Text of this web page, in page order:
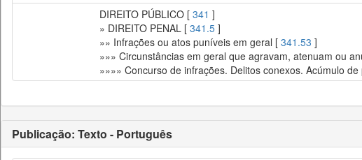
DIREITO PÚBLICO [ 341 ]
» DIREITO PENAL [ 341.5 ]
»» Infrações ou atos puníveis em geral [ 341.53 ]
»»» Circunstâncias em geral que agravam, atenuam ou
»»»» Concurso de infrações. Delitos conexos. Acúmulo
Publicação: Texto - Português